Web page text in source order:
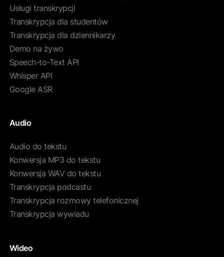
Usługi transkrypcji
Transkrypcja dla studentów
Transkrypcja dla dziennikarzy
Demo na żywo
Speech-to-Text API
Whisper API
Google ASR
Audio
Audio do tekstu
Konwersja MP3 do tekstu
Konwersja WAV do tekstu
Transkrypcja podcastu
Transkrypcja rozmowy telefonicznej
Transkrypcja wywiadu
Wideo